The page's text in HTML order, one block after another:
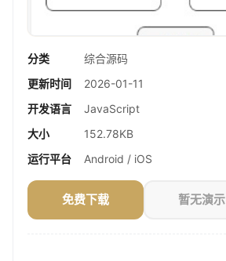
分类
综合源码
更新时间
2026-01-11
开发语言
JavaScript
大小
152.78KB
运行平台
Android / iOS
免费下载 暂无演示